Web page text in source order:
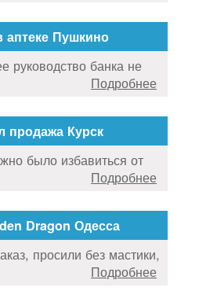
аптеке Пушкино
руководство банка не
Подробнее
продажа Курск
было избавиться от
Подробнее
Dragon Одесса
просили без мастики,
Подробнее